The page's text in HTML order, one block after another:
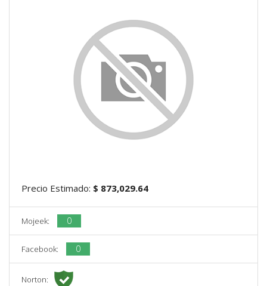
Precio Estimado: $ 873,029.64
Mojeek: 0
Facebook: 0
Norton: